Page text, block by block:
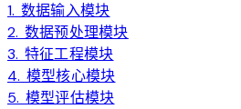
1. 数据输入模块
2. 数据预处理模块
3. 特征工程模块
4. 模型核心模块
5. 模型评估模块